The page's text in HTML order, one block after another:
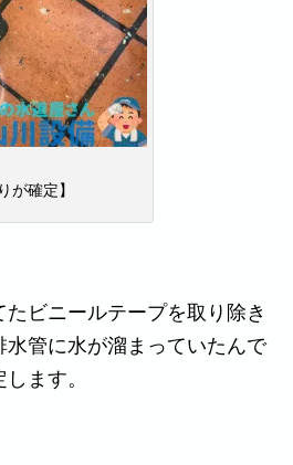
が確定】
ビニールテープを取り除き
管に水が溜まっていたんで
ます。